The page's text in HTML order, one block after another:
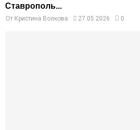
Ставрополь...
От Кристина Волкова 27.05.2026 0